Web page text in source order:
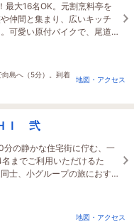
最大16名OK。元割烹料亭を
仲間と集まり、広いキッチ
可愛い原付バイクで、尾道
どちらも楽しめる尾道唯一
島へ（5分）。到着
地図・アクセス
Ｉ 弐
分の静かな住宅街に佇む、一
までご利用いただけるた
士、小グループの旅におす
地図・アクセス